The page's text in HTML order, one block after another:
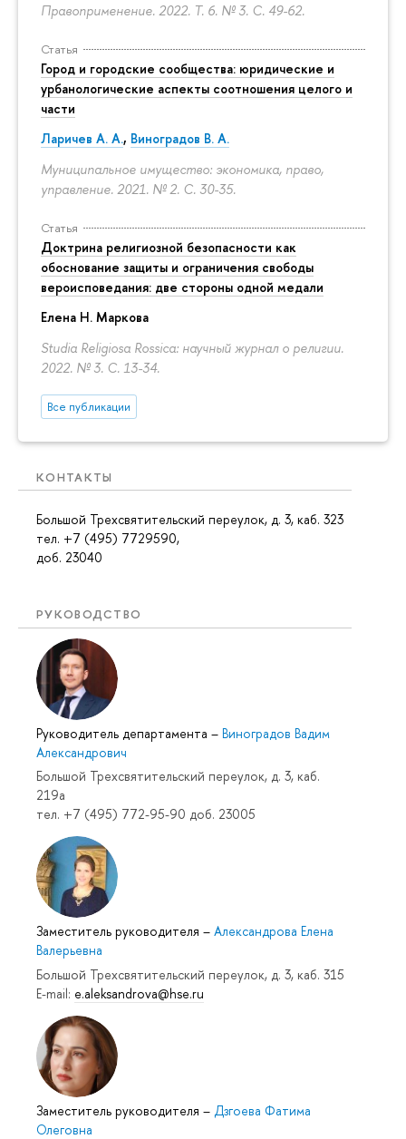
Правоприменение. 2022. Т. 6. № 3. С. 49-62.
Статья
Город и городские сообщества: юридические и
урбанологические аспекты соотношения целого и
части
Ларичев А. А., Виноградов В. А.
Муниципальное имущество: экономика, право,
управление. 2021. № 2. С. 30-35.
Статья
Доктрина религиозной безопасности как
обоснование защиты и ограничения свободы
вероисповедания: две стороны одной медали
Елена Н. Маркова
Studia Religiosa Rossica: научный журнал о религии.
2022. № 3. С. 13-34.
Все публикации
КОНТАКТЫ
Большой Трехсвятительский переулок, д. 3, каб. 323
тел. +7 (495) 7729590,
доб. 23040
РУКОВОДСТВО
Руководитель департамента – Виноградов Вадим
Александрович
Большой Трехсвятительский переулок, д. 3, каб.
219a
тел. +7 (495) 772-95-90 доб. 23005
Заместитель руководителя – Александрова Елена
Валерьевна
Большой Трехсвятительский переулок, д. 3, каб. 315
E-mail: e.aleksandrova@hse.ru
Заместитель руководителя – Дзгоева Фатима
Олеговна